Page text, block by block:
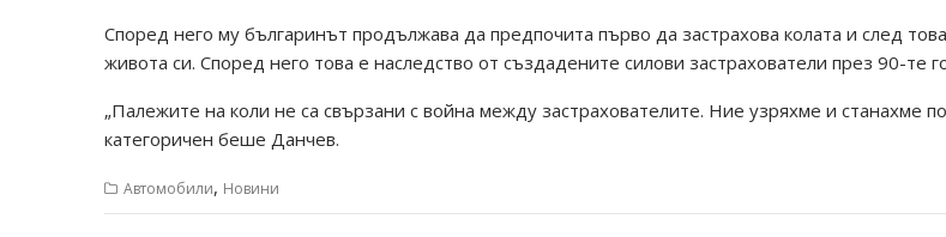
Според него му българинът продължава да предпочита първо да застрахова колата и след
живота си. Според него това е наследство от създадените силови застрахователи през 90-те
„Палежите на коли не са свързани с война между застрахователите. Ние узряхме и станахме
категоричен беше Данчев.
Автомобили, Новини